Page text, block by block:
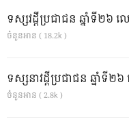
ទស្សវដ្តីប្រជាជន ឆ្នាំទី២៦
ចំនួនអាន ( 18.2k )
ទស្សនាវដ្ដីប្រជាជន ឆ្នាំទី
ចំនួនអាន ( 2.8k )